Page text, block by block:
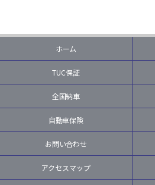
ホーム
TUC保証
全国納車
自動車保険
お問い合わせ
アクセスマップ